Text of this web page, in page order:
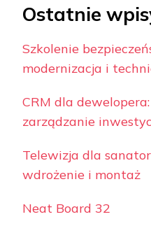
Ostatnie
Szkolenie
modernizacja i
CRM dla
zarządzanie
Telewizja dla
wdrożenie i montaż
Neat Board 32